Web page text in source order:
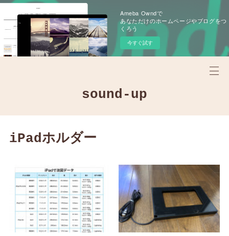
Ameba Owndで
あなただけのホームページやブログをつ
くろう
今すぐ試す
sound-up
iPadホルダー